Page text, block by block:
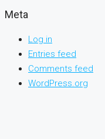
Meta
Log in
Entries feed
Comments feed
WordPress.org